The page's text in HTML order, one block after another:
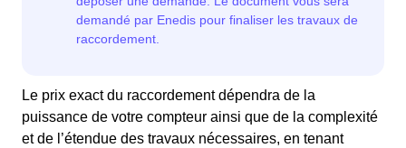
Le prix exact du raccordement dépendra de la
puissance de votre compteur ainsi que de la complexité
et de l’étendue des travaux nécessaires, en tenant